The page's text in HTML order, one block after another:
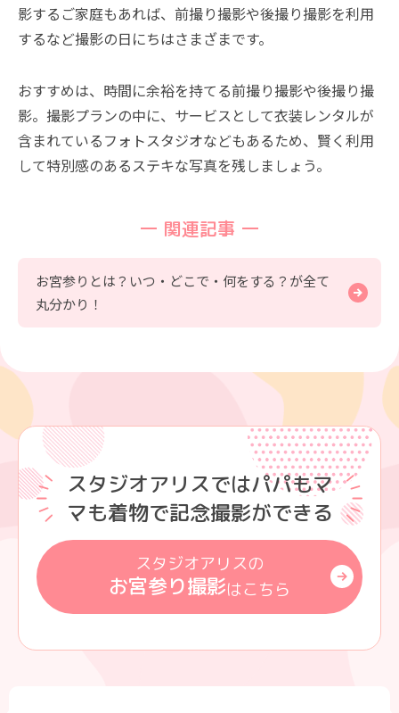
影するご家庭もあれば、前撮り撮影や後撮り撮影を利用
するなど撮影の日にちはさまざまです。
おすすめは、時間に余裕を持てる前撮り撮影や後撮り撮
影。撮影プランの中に、サービスとして衣装レンタルが
含まれているフォトスタジオなどもあるため、賢く利用
して特別感のあるステキな写真を残しましょう。
関連記事
お宮参りとは？いつ・どこで・何をする？が全て
丸分かり！
スタジオアリスではパパもマ
マも着物で記念撮影ができる
スタジオアリスの
お宮参り撮影はこちら